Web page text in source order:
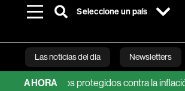
Seleccione un país
Las noticias del día Newsletters
AHORA
bonos protegidos contra la inflación por